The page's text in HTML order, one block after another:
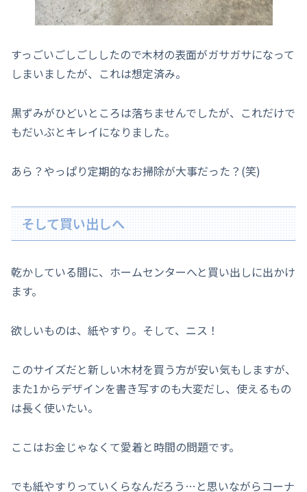
すっごいごしごししたので木材の表面がガサガサになって
しまいましたが、これは想定済み。
黒ずみがひどいところは落ちませんでしたが、これだけで
もだいぶとキレイになりました。
あら？やっぱり定期的なお掃除が大事だった？(笑)
そして買い出しへ
乾かしている間に、ホームセンターへと買い出しに出かけ
ます。
欲しいものは、紙やすり。そして、ニス！
このサイズだと新しい木材を買う方が安い気もしますが、
また1からデザインを書き写すのも大変だし、使えるもの
は長く使いたい。
ここはお金じゃなくて愛着と時間の問題です。
でも紙やすりっていくらなんだろう…と思いながらコーナ